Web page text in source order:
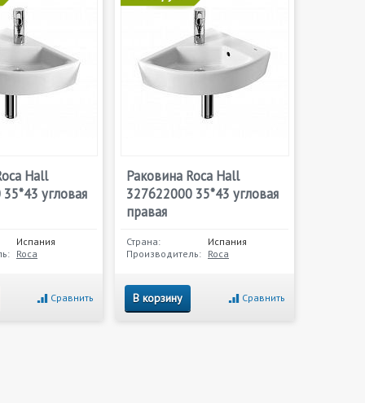
Hall
угловая
Испания
Roca
Сравнить
Раковина Roca Hall
327622000 35*43 угловая
правая
Страна:
Испания
Производитель: Roca
В корзину Сравнить